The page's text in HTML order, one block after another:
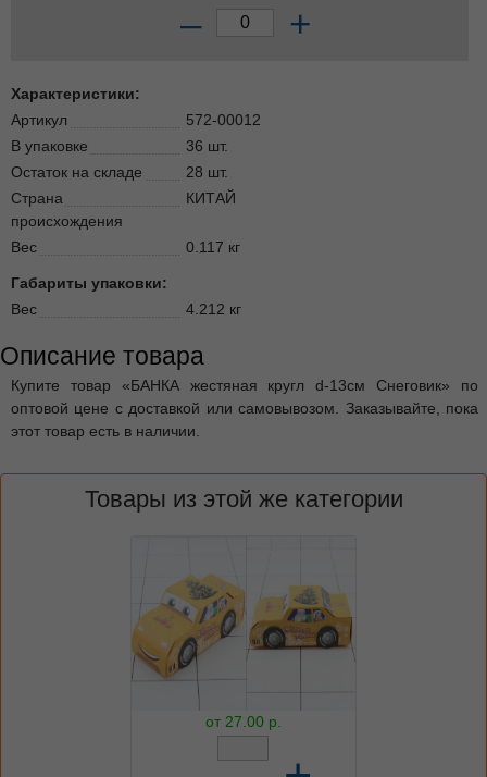
– +
Характеристики:
Артикул
572-00012
В упаковке
36 шт.
Остаток на складе
28 шт.
Страна
происхождения
КИТАЙ
Вес 0.117 кг
Габариты упаковки:
Вес
4.212 кг
Описание товара
Купите товар «БАНКА жестяная кругл d-13см Снеговик» по
оптовой цене с доставкой или самовывозом. Заказывайте, пока
этот товар есть в наличии.
Товары из этой же категории
от 27.00 р.